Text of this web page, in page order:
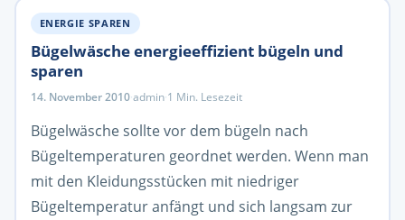
ENERGIE SPAREN
Bügelwäsche energieeffizient bügeln und
sparen
14. November 2010·admin·1 Min. Lesezeit
Bügelwäsche sollte vor dem bügeln nach
Bügeltemperaturen geordnet werden. Wenn man
mit den Kleidungsstücken mit niedriger
Bügeltemperatur anfängt und sich langsam zur